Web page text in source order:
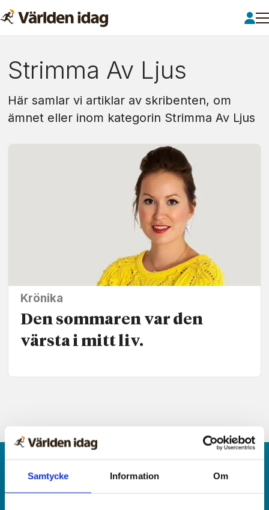
Samtycke Information Om
Om:
strimma
av
Strimma Av Ljus
Här samlar vi artiklar av skribenten, om
ämnet eller inom kategorin Strimma Av Ljus
Krönika
Den sommaren var den
värsta i mitt liv.